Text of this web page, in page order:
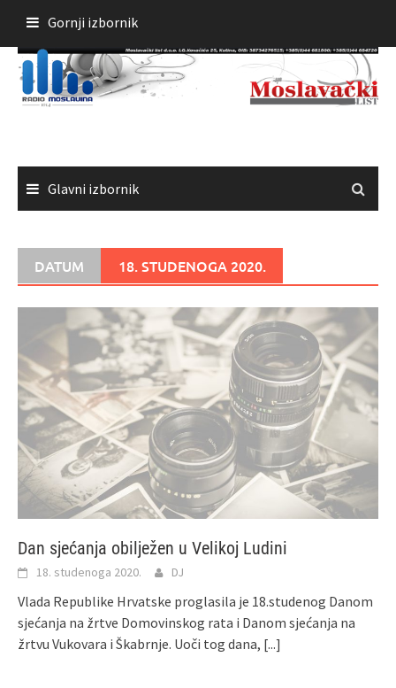
sadržaja
Gornji izbornik
Glavni izbornik
DATUM 18. STUDENOGA 2020.
Dan sjećanja obilježen u Velikoj Ludini
18. studenoga 2020. DJ
Vlada Republike Hrvatske proglasila je 18.studenog Danom
sjećanja na žrtve Domovinskog rata i Danom sjećanja na
žrtvu Vukovara i Škabrnje. Uoči tog dana, [...]